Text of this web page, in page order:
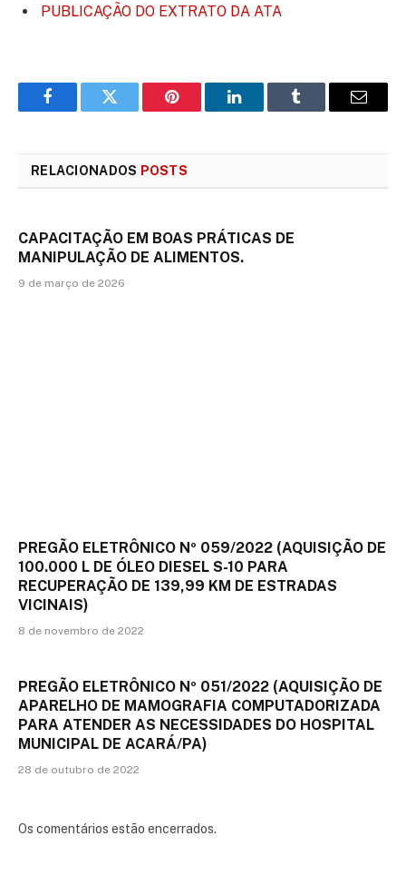
PUBLICAÇÃO DO EXTRATO DA ATA
FacebookTwitter Pinterest LinkedInTumblr
E-
RELACIONADOS POSTS
CAPACITAÇÃO EM BOAS PRÁTICAS DE
MANIPULAÇÃO DE ALIMENTOS.
9 de março de 2026
PREGÃO ELETRÔNICO Nº 059/2022 (AQUISIÇÃO DE
100.000 L DE ÓLEO DIESEL S-10 PARA
RECUPERAÇÃO DE 139,99 KM DE ESTRADAS
VICINAIS)
8 de novembro de 2022
PREGÃO ELETRÔNICO Nº 051/2022 (AQUISIÇÃO DE
APARELHO DE MAMOGRAFIA COMPUTADORIZADA
PARA ATENDER AS NECESSIDADES DO HOSPITAL
MUNICIPAL DE ACARÁ/PA)
28 de outubro de 2022
Os comentários estão encerrados.